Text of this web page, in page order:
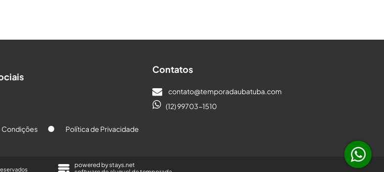
Contatos
contato@temporadaubatuba.com
(12) 99703-1510
Condições Política de Privacidade
powered bystays.net